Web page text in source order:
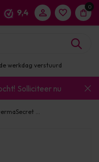
9,4
0
werkdag verstuurd
Solliciteer nu
...